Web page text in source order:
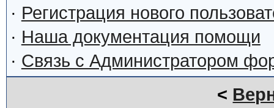
· Регистрация нового
· Наша документация помощи
· Связь с Администратором
<